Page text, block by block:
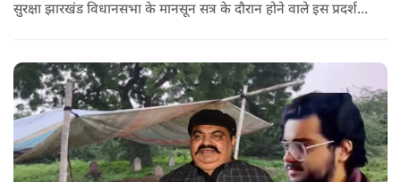
सुरक्षा झारखंड विधानसभा के मानसून सत्र के दौरान होने वाले इस प्रदर्शन
जनाधिकार महासभा के आह्वान पर आयोजित किया जा रहा है.